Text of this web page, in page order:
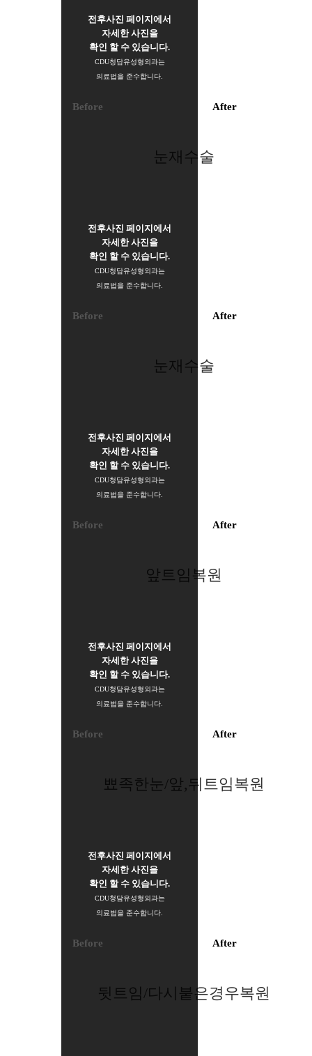
전후사진 페이지에서
자세한 사진을
확인 할 수 있습니다.
CDU청담유성형외과는
의료법을 준수합니다.
Before After
눈재수술
전후사진 페이지에서
자세한 사진을
확인 할 수 있습니다.
CDU청담유성형외과는
의료법을 준수합니다.
Before After
눈재수술
전후사진 페이지에서
자세한 사진을
확인 할 수 있습니다.
CDU청담유성형외과는
의료법을 준수합니다.
Before After
앞트임복원
전후사진 페이지에서
자세한 사진을
확인 할 수 있습니다.
CDU청담유성형외과는
의료법을 준수합니다.
Before After
뾰족한눈/앞,뒤트임복원
전후사진 페이지에서
자세한 사진을
확인 할 수 있습니다.
CDU청담유성형외과는
의료법을 준수합니다.
Before After
뒷트임/다시붙은경우복원